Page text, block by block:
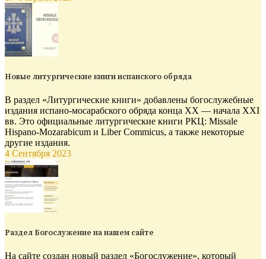
Новые литургические книги испанского обряда
В раздел «Литургические книги» добавлены богослужебные
издания испано-мосарабского обряда конца XX — начала XXI
вв. Это официальные литургические книги РКЦ: Missale
Hispano-Mozarabicum и Liber Commicus, а также некоторые
другие издания.
4 Сентября 2023
Раздел Богослужение на нашем сайте
На сайте создан новый раздел «Богослужение», который